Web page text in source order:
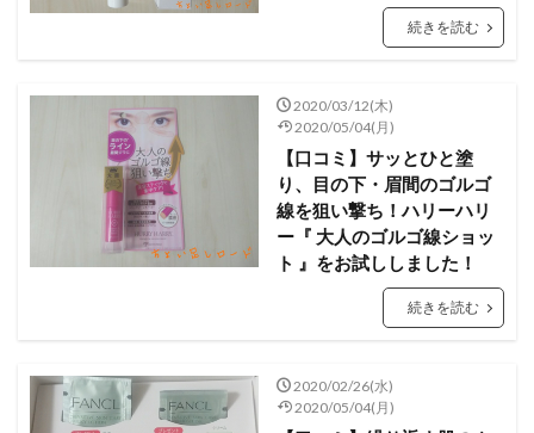
続きを読む
2020/03/12(木)
2020/05/04(月)
【口コミ】サッとひと塗
り、目の下・眉間のゴルゴ
線を狙い撃ち！ハリーハリ
ー『 大人のゴルゴ線ショッ
ト 』をお試ししました！
続きを読む
2020/02/26(水)
2020/05/04(月)